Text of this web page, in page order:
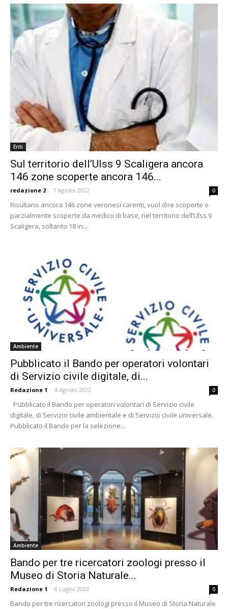
Enti
Sul territorio dell’Ulss 9 Scaligera ancora
146 zone scoperte ancora 146...
redazione 2 - 7 Agosto 2022 0
Risultano ancora 146 zone veronesi carenti, vuol dire scoperte o
parzialmente scoperte da medico di base, nel territorio dell’Ulss 9
Scaligera, soltanto 18 in...
Ambiente
Pubblicato il Bando per operatori volontari
di Servizio civile digitale, di...
Redazione 1 - 4 Agosto 2022 0
Pubblicato il Bando per operatori volontari di Servizio civile
digitale, di Servizio civile ambientale e di Servizio civile universale.
Pubblicato il Bando per la selezione...
Ambiente
Bando per tre ricercatori zoologi presso il
Museo di Storia Naturale...
Redazione 1 - 8 Luglio 2022 0
Bando per tre ricercatori zoologi presso il Museo di Storia Naturale